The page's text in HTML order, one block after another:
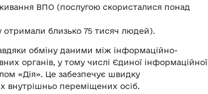
ВПО (послугою скористалися понад
отримали близько 75 тисяч людей).
обміну даними між інформаційно-
органів, у тому числі Єдиної інформаційної
«Дія»‎‎. Це забезпечує швидку
внутрішньо переміщених осіб.